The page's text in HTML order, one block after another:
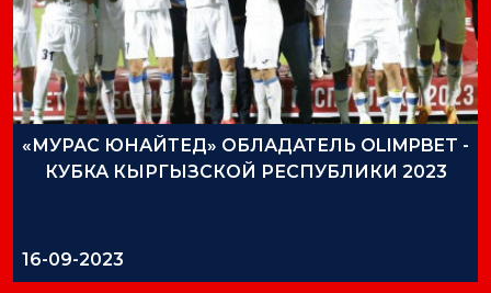
«МУРАС ЮНАЙТЕД» ОБЛАДАТЕЛЬ OLIMPBET -
КУБКА КЫРГЫЗСКОЙ РЕСПУБЛИКИ 2023
16-09-2023